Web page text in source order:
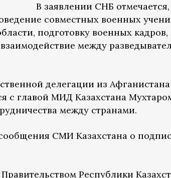
В заявлении СНБ отмечается,
совместных военных
подготовку военных
между
делегации из
с главой МИД Казахстана
между странами.
СМИ Казахстана о
Республики